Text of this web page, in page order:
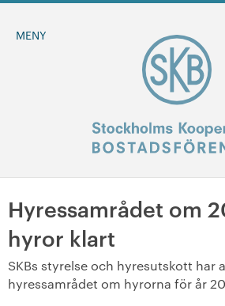
MENY
BLI MEDLEM
Hyressamrådet om
hyror klart
SKBs styrelse och hyresutskott har
hyressamrådet om hyrorna för år